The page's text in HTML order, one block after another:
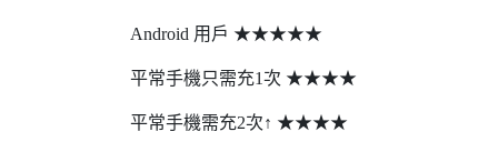
Android 用戶 ★★★★★
平常手機只需充1次 ★★★★
平常手機需充2次↑ ★★★★